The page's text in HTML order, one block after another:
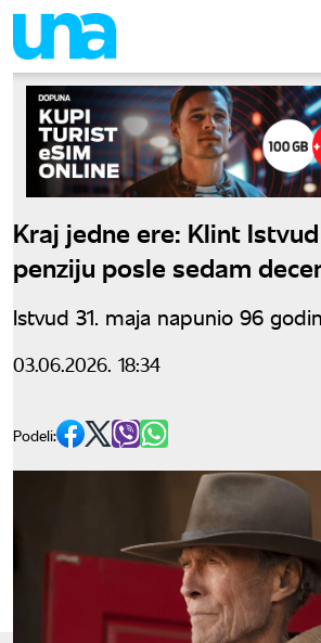
Kraj jedne ere: Klint
penziju posle sedam
Istvud 31. maja napunio 96
03.06.2026. 18:34
Podeli: